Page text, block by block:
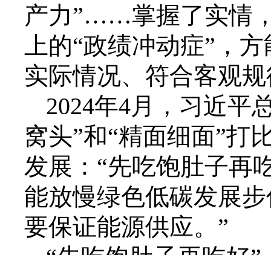
产力”……掌握了实情
上的“政绩冲动症”，
实际情况、符合客观
2024年4月，习近平
窝头”和“精面细面”打
发展：“先吃饱肚子再
能放慢绿色低碳发展
要保证能源供应。”